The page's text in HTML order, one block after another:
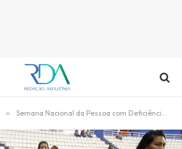
» Semana Nacional da Pessoa com Deficiência tem programação no Manaus Plaza Shopping